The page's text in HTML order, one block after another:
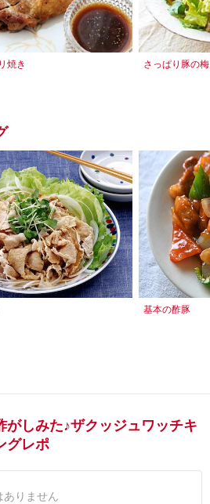
焼き さっぱり豚の
基本の酢豚
がしみた♪ザクッジュワッチキ
グレポ
ありません